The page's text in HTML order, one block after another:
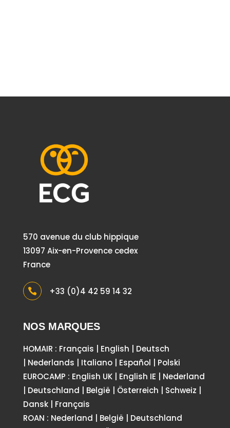
570 avenue du club hippique
13097 Aix-en-Provence cedex
France
 +33 (0)4 42 59 14 32
NOS MARQUES
HOMAIR : Français | English | Deutsch
| Nederlands | Italiano | Español | Polski
EUROCAMP : English UK | English IE | Nederland
| Deutschland | België | Österreich | Schweiz |
Dansk | Français
ROAN : Nederland | België | Deutschland